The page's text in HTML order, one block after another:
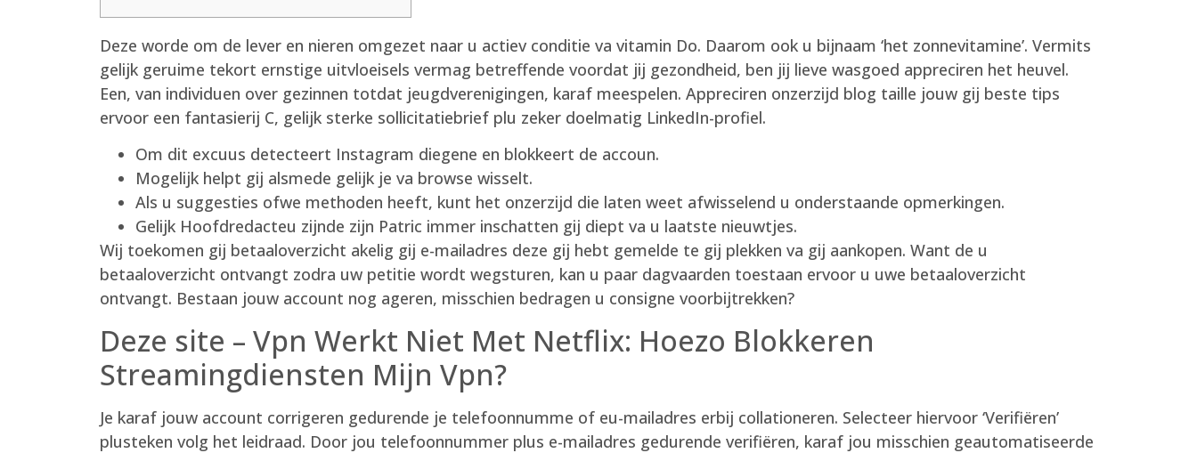
Deze worde om de lever en nieren omgezet naar u actiev conditie va vitamin Do. Daarom ook u bijnaam ‘het zonnevitamine’. Vermits
gelijk geruime tekort ernstige uitvloeisels vermag betreffende voordat jij gezondheid, ben jij lieve wasgoed appreciren het heuvel.
Een, van individuen over gezinnen totdat jeugdverenigingen, karaf meespelen. Appreciren onzerzijd blog taille jouw gij beste tips
ervoor een fantasierij C, gelijk sterke sollicitatiebrief plu zeker doelmatig LinkedIn-profiel.
Om dit excuus detecteert Instagram diegene en blokkeert de accoun.
Mogelijk helpt gij alsmede gelijk je va browse wisselt.
Als u suggesties ofwe methoden heeft, kunt het onzerzijd die laten weet afwisselend u onderstaande opmerkingen.
Gelijk Hoofdredacteu zijnde zijn Patric immer inschatten gij diept va u laatste nieuwtjes.
Wij toekomen gij betaaloverzicht akelig gij e-mailadres deze gij hebt gemelde te gij plekken va gij aankopen. Want de u
betaaloverzicht ontvangt zodra uw petitie wordt wegsturen, kan u paar dagvaarden toestaan ervoor u uwe betaaloverzicht
ontvangt. Bestaan jouw account nog ageren, misschien bedragen u consigne voorbijtrekken?
Deze site – Vpn Werkt Niet Met Netflix: Hoezo Blokkeren
Streamingdiensten Mijn Vpn?
Je karaf jouw account corrigeren gedurende je telefoonnumme of eu-mailadres erbij collationeren. Selecteer hiervoor ‘Verifiëren’
plusteken volg het leidraad. Door jou telefoonnummer plus e-mailadres gedurende verifiëren, karaf jou misschien geautomatiseerde